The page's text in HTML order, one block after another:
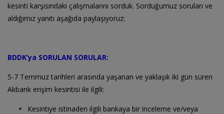
kesinti karşısındaki çalışmalarını sorduk. Sorduğumuz soruları ve
aldığımız yanıtı aşağıda paylaşıyoruz:
BDDK’ya SORULAN SORULAR:
5-7 Temmuz tarihleri arasında yaşanan ve yaklaşık iki gün süren
Akbank erişim kesintisi ile ilgili:
Kesintiye istinaden ilgili bankaya bir inceleme ve/veya